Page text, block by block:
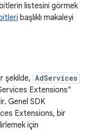
listesini görmek
başlıklı makaleyi
şekilde, AdServices
Extensions"
Genel SDK
Extensions, bir
için